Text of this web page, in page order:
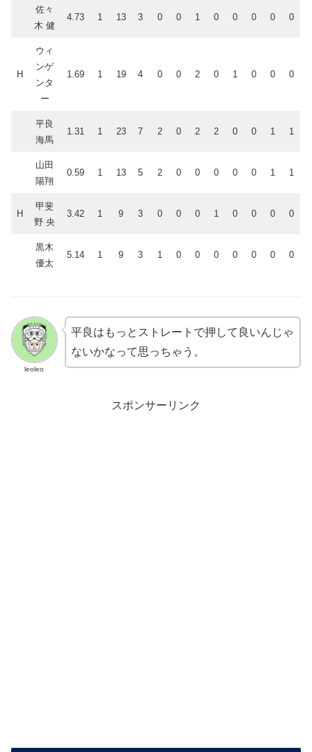
佐々
木 健
4.73 1 13 3 0 0 1 0 0 0 0 0
H
ウィ
ンゲ
ンタ
ー
1.69 1 19 4 0 0 2 0 1 0 0 0
平良
海馬
1.31 1 23 7 2 0 2 2 0 0 1 1
山田
陽翔
0.59 1 13 5 2 0 0 0 0 0 1 1
H
甲斐
野 央
3.42 1 9 3 0 0 0 1 0 0 0 0
黒木
優太
5.14 1 9 3 1 0 0 0 0 0 0 0
leoleo
平良はもっとストレートで押して良いんじゃ
ないかなって思っちゃう。
スポンサーリンク